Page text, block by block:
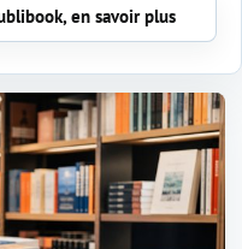
en savoir plus